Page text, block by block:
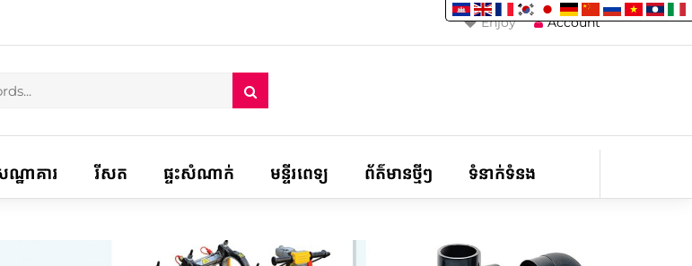
Account
Enjoy
ឋាគារ រីសត ផ្ទះសំណាក់ មន្ទីរពេទ្យ ព័ត៌មានថ្មីៗ ទំនាក់ទំនង